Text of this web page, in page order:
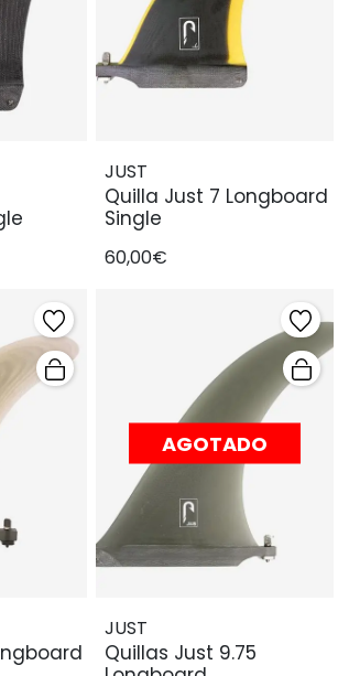
JUST
Quilla Just 7 Longboard
Single
60,00€
AGOTADO
JUST
Quillas Just 9.75